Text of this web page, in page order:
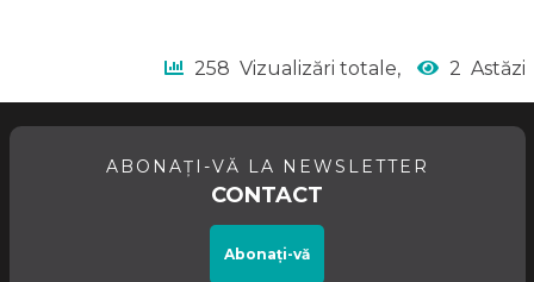
258 Vizualizări totale, 2 Astăzi
ABONAȚI-VĂ LA NEWSLETTER
CONTACT
Abonați-vă